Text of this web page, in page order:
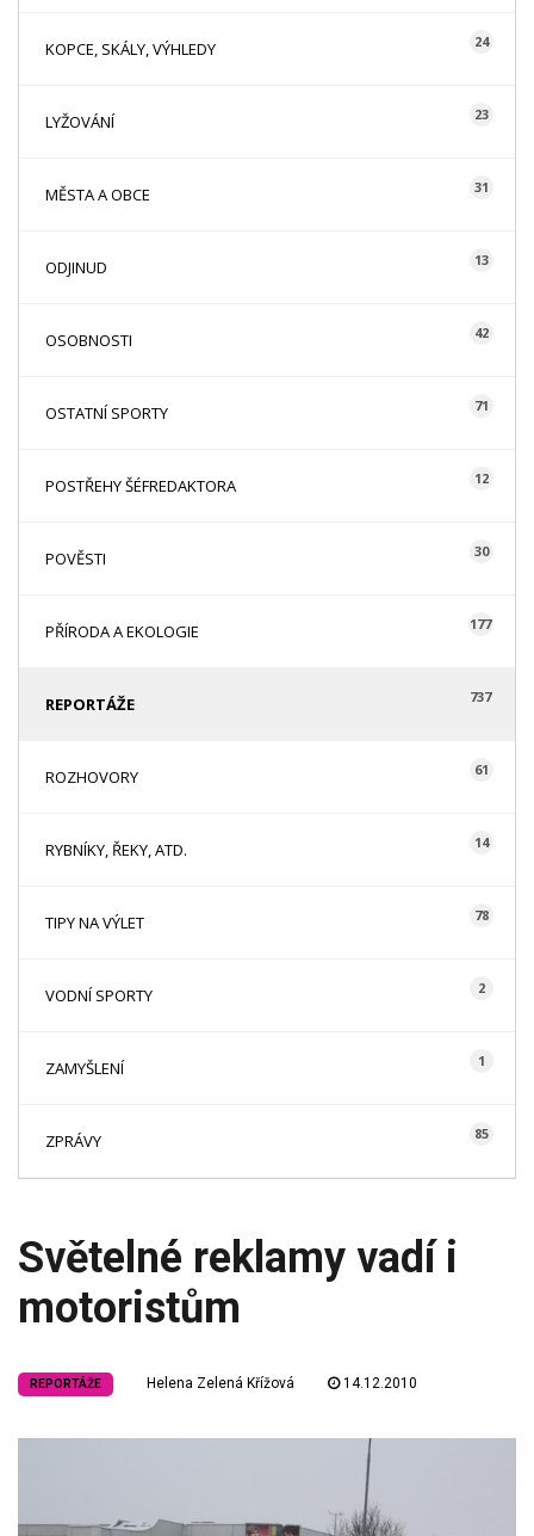
KOPCE, SKÁLY, VÝHLEDY 24
LYŽOVÁNÍ 23
MĚSTA A OBCE 31
ODJINUD 13
OSOBNOSTI 42
OSTATNÍ SPORTY 71
POSTŘEHY ŠÉFREDAKTORA 12
POVĚSTI 30
PŘÍRODA A EKOLOGIE 177
REPORTÁŽE 737
ROZHOVORY 61
RYBNÍKY, ŘEKY, ATD. 14
TIPY NA VÝLET 78
VODNÍ SPORTY 2
ZAMYŠLENÍ 1
ZPRÁVY 85
Světelné reklamy vadí i
motoristům
REPORTÁŽE Helena Zelená Křížová 14.12.2010